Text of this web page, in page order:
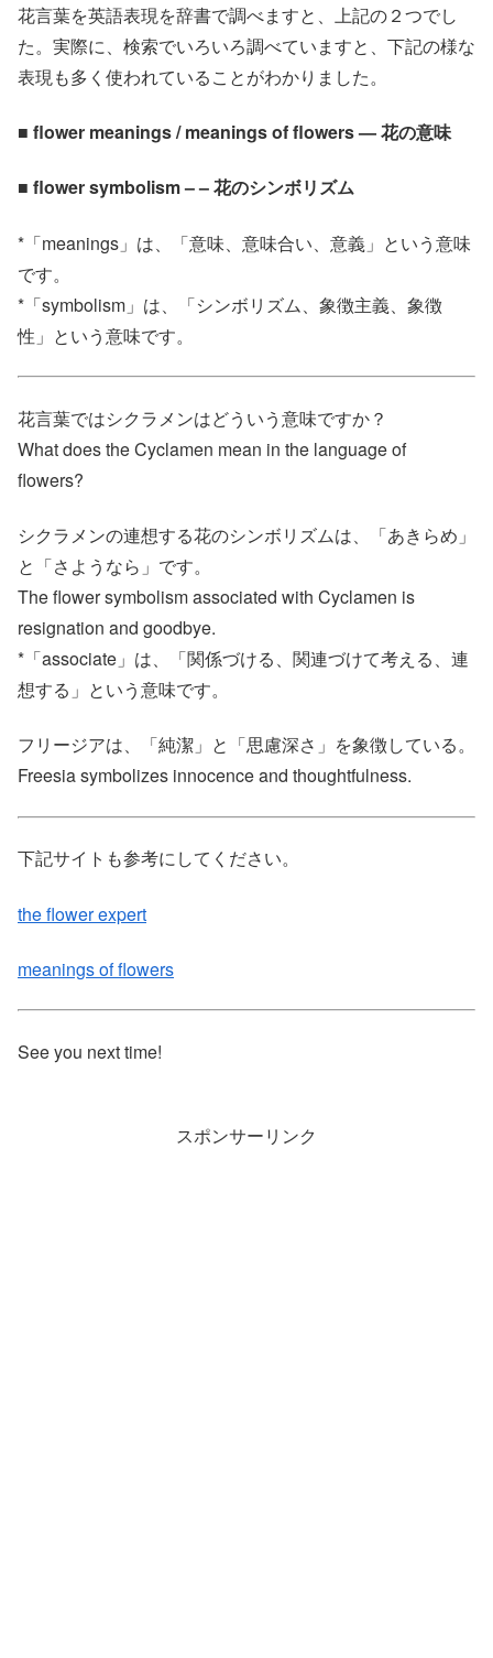
花言葉を英語表現を辞書で調べますと、上記の２つでし
た。実際に、検索でいろいろ調べていますと、下記の様な
表現も多く使われていることがわかりました。
■ flower meanings / meanings of flowers — 花の意味
■ flower symbolism – – 花のシンボリズム
*「meanings」は、「意味、意味合い、意義」という意味
です。
*「symbolism」は、「シンボリズム、象徴主義、象徴
性」という意味です。
花言葉ではシクラメンはどういう意味ですか？
What does the Cyclamen mean in the language of
flowers?
シクラメンの連想する花のシンボリズムは、「あきらめ」
と「さようなら」です。
The flower symbolism associated with Cyclamen is
resignation and goodbye.
*「associate」は、「関係づける、関連づけて考える、連
想する」という意味です。
フリージアは、「純潔」と「思慮深さ」を象徴している。
Freesia symbolizes innocence and thoughtfulness.
下記サイトも参考にしてください。
the flower expert
meanings of flowers
See you next time!
スポンサーリンク